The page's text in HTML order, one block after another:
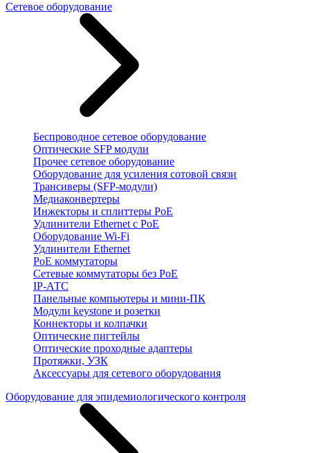
Сетевое оборудование
Беспроводное сетевое оборудование
Оптические SFP модули
Прочее сетевое оборудование
Оборудование для усиления сотовой связи
Трансиверы (SFP-модули)
Медиаконвертеры
Инжекторы и сплиттеры PoE
Удлинители Ethernet с PoE
Оборудование Wi-Fi
Удлинители Ethernet
PoE коммутаторы
Сетевые коммутаторы без PoE
IP-АТС
Панельные компьютеры и мини-ПК
Модули keystone и розетки
Коннекторы и колпачки
Оптические пигтейлы
Оптические проходные адаптеры
Протяжки, УЗК
Аксессуары для сетевого оборудования
Оборудование для эпидемиологического контроля